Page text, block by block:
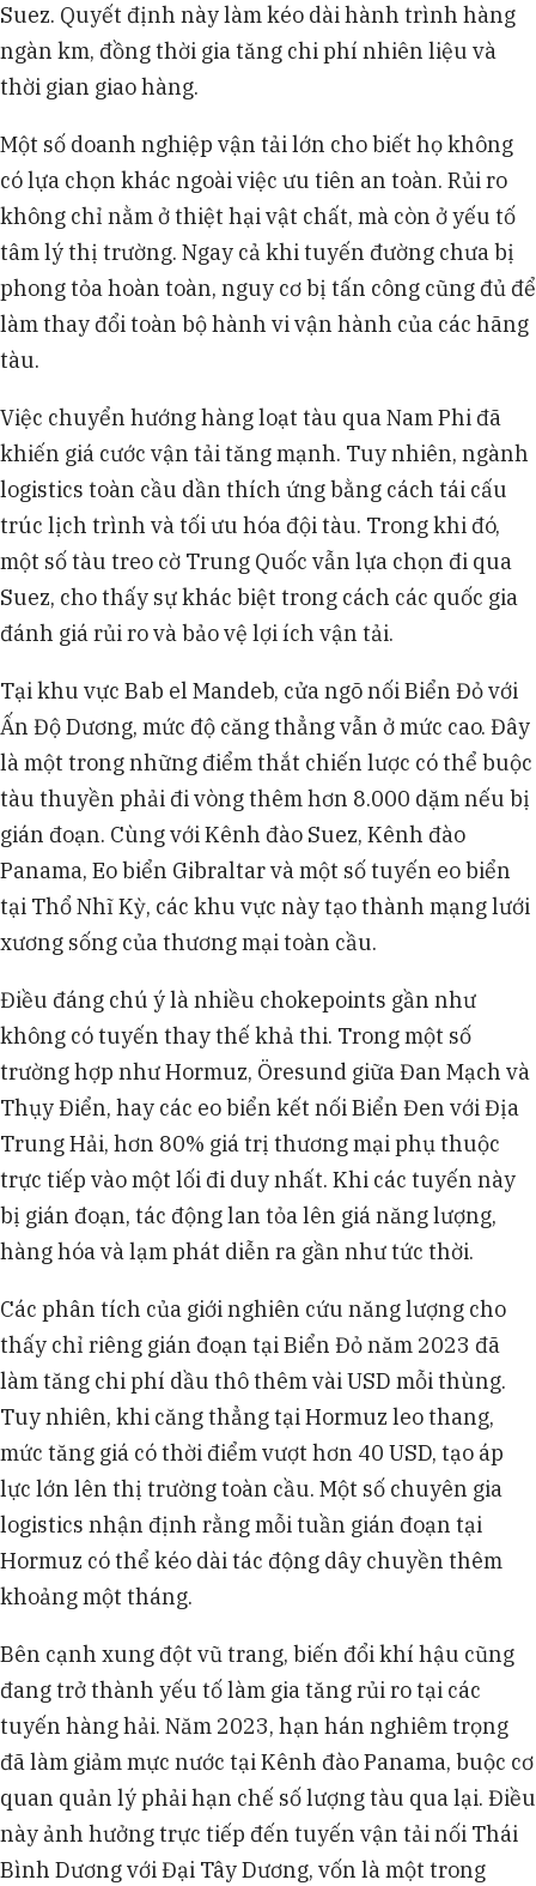
Suez. Quyết định này làm kéo dài hành trình hàng
ngàn km, đồng thời gia tăng chi phí nhiên liệu và
thời gian giao hàng.
Một số doanh nghiệp vận tải lớn cho biết họ không
có lựa chọn khác ngoài việc ưu tiên an toàn. Rủi ro
không chỉ nằm ở thiệt hại vật chất, mà còn ở yếu tố
tâm lý thị trường. Ngay cả khi tuyến đường chưa bị
phong tỏa hoàn toàn, nguy cơ bị tấn công cũng đủ để
làm thay đổi toàn bộ hành vi vận hành của các hãng
tàu.
Việc chuyển hướng hàng loạt tàu qua Nam Phi đã
khiến giá cước vận tải tăng mạnh. Tuy nhiên, ngành
logistics toàn cầu dần thích ứng bằng cách tái cấu
trúc lịch trình và tối ưu hóa đội tàu. Trong khi đó,
một số tàu treo cờ Trung Quốc vẫn lựa chọn đi qua
Suez, cho thấy sự khác biệt trong cách các quốc gia
đánh giá rủi ro và bảo vệ lợi ích vận tải.
Tại khu vực Bab el Mandeb, cửa ngõ nối Biển Đỏ với
Ấn Độ Dương, mức độ căng thẳng vẫn ở mức cao. Đây
là một trong những điểm thắt chiến lược có thể buộc
tàu thuyền phải đi vòng thêm hơn 8.000 dặm nếu bị
gián đoạn. Cùng với Kênh đào Suez, Kênh đào
Panama, Eo biển Gibraltar và một số tuyến eo biển
tại Thổ Nhĩ Kỳ, các khu vực này tạo thành mạng lưới
xương sống của thương mại toàn cầu.
Điều đáng chú ý là nhiều chokepoints gần như
không có tuyến thay thế khả thi. Trong một số
trường hợp như Hormuz, Öresund giữa Đan Mạch và
Thụy Điển, hay các eo biển kết nối Biển Đen với Địa
Trung Hải, hơn 80% giá trị thương mại phụ thuộc
trực tiếp vào một lối đi duy nhất. Khi các tuyến này
bị gián đoạn, tác động lan tỏa lên giá năng lượng,
hàng hóa và lạm phát diễn ra gần như tức thời.
Các phân tích của giới nghiên cứu năng lượng cho
thấy chỉ riêng gián đoạn tại Biển Đỏ năm 2023 đã
làm tăng chi phí dầu thô thêm vài USD mỗi thùng.
Tuy nhiên, khi căng thẳng tại Hormuz leo thang,
mức tăng giá có thời điểm vượt hơn 40 USD, tạo áp
lực lớn lên thị trường toàn cầu. Một số chuyên gia
logistics nhận định rằng mỗi tuần gián đoạn tại
Hormuz có thể kéo dài tác động dây chuyền thêm
khoảng một tháng.
Bên cạnh xung đột vũ trang, biến đổi khí hậu cũng
đang trở thành yếu tố làm gia tăng rủi ro tại các
tuyến hàng hải. Năm 2023, hạn hán nghiêm trọng
đã làm giảm mực nước tại Kênh đào Panama, buộc cơ
quan quản lý phải hạn chế số lượng tàu qua lại. Điều
này ảnh hưởng trực tiếp đến tuyến vận tải nối Thái
Bình Dương với Đại Tây Dương, vốn là một trong